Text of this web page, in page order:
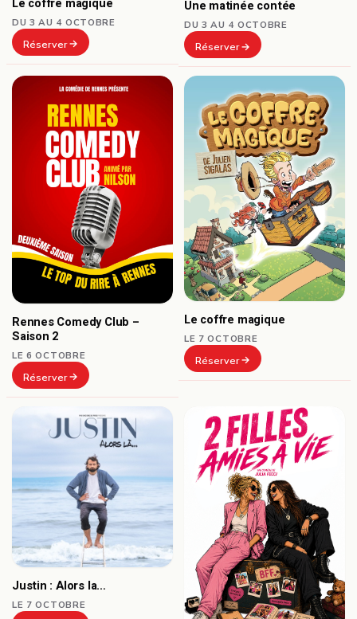
Le coffre magique
DU 3 AU 4 OCTOBRE
Réserver
Une matinée contée
DU 3 AU 4 OCTOBRE
Réserver
Rennes Comedy Club –
Saison 2
LE 6 OCTOBRE
Réserver
Le coffre magique
LE 7 OCTOBRE
Réserver
Justin : Alors la…
LE 7 OCTOBRE